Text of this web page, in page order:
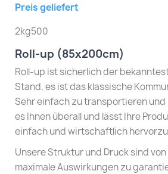
Preis geliefert
2kg500
Roll-up (85x200cm)
Roll-up ist sicherlich der
Stand, es ist das klassische
Sehr einfach zu transportieren
es Ihnen überall und lässt Ihre
einfach und wirtschaftlich
Unsere Struktur und Druck sind
maximale Auswirkungen zu